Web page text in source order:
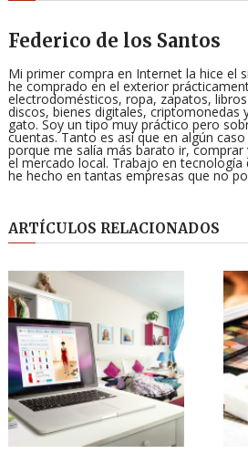
Federico de los Santos
Mi primer compra en Internet la hice el
he comprado en el exterior
electrodomésticos, ropa, zapatos,
discos, bienes digitales, criptomonedas
gato. Soy un tipo muy práctico pero
cuentas. Tanto es así que en algún
porque me salía más barato ir,
el mercado local. Trabajo en tecnología
he hecho en tantas empresas que no
ARTÍCULOS RELACIONADOS